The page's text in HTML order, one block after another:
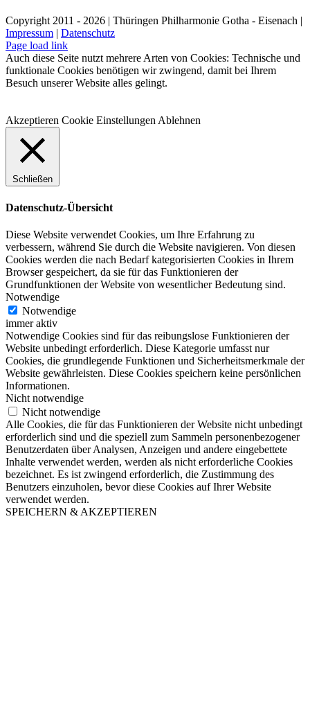
Facebook
X
LinkedIn
E-
Mail
Copyright 2011 - 2026 | Thüringen Philharmonie Gotha - Eisenach |
Impressum | Datenschutz
Facebook
Instagram
WhatsApp
YouTube
E-
Mail
Telefon
Page load link
Auch diese Seite nutzt mehrere Arten von Cookies: Technische und
funktionale Cookies benötigen wir zwingend, damit bei Ihrem
Besuch unserer Website alles gelingt.
Akzeptieren Cookie Einstellungen Ablehnen
Schließen
Datenschutz-Übersicht
Diese Website verwendet Cookies, um Ihre Erfahrung zu
verbessern, während Sie durch die Website navigieren. Von diesen
Cookies werden die nach Bedarf kategorisierten Cookies in Ihrem
Browser gespeichert, da sie für das Funktionieren der
Grundfunktionen der Website von wesentlicher Bedeutung sind.
Notwendige
Notwendige
immer aktiv
Notwendige Cookies sind für das reibungslose Funktionieren der
Website unbedingt erforderlich. Diese Kategorie umfasst nur
Cookies, die grundlegende Funktionen und Sicherheitsmerkmale der
Website gewährleisten. Diese Cookies speichern keine persönlichen
Informationen.
Nicht notwendige
Nicht notwendige
Alle Cookies, die für das Funktionieren der Website nicht unbedingt
erforderlich sind und die speziell zum Sammeln personenbezogener
Benutzerdaten über Analysen, Anzeigen und andere eingebettete
Inhalte verwendet werden, werden als nicht erforderliche Cookies
bezeichnet. Es ist zwingend erforderlich, die Zustimmung des
Benutzers einzuholen, bevor diese Cookies auf Ihrer Website
verwendet werden.
SPEICHERN & AKZEPTIEREN